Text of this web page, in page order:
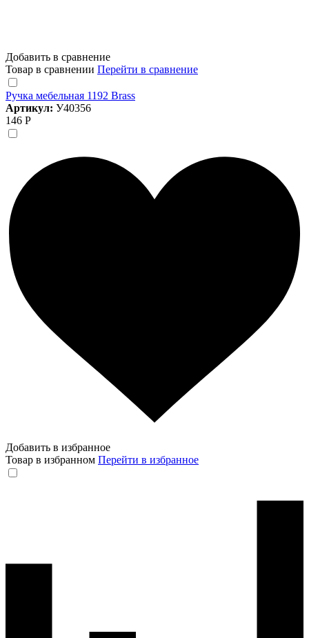
Добавить в сравнение
Товар в сравнении Перейти в сравнение
Ручка мебельная 1192 Brass
Артикул: У40356
146 Р
Добавить в избранное
Товар в избранном Перейти в избранное